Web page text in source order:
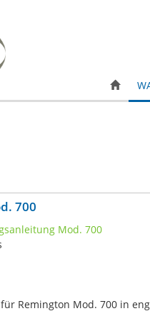
700
Remington Mod. 700 in